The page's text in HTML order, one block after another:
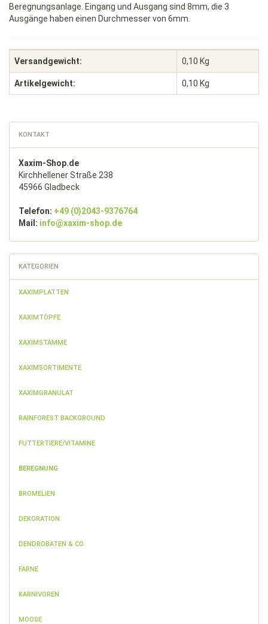
Beregnungsanlage. Eingang und Ausgang sind 8mm, die 3
Ausgänge haben einen Durchmesser von 6mm.
Versandgewicht: 0,10 Kg
Artikelgewicht: 0,10 Kg
KONTAKT
Xaxim-Shop.de
Kirchhellener Straße 238
45966 Gladbeck
Telefon: +49 (0)2043-9376764
Mail: info@xaxim-shop.de
KATEGORIEN
XAXIMPLATTEN
XAXIMTÖPFE
XAXIMSTÄMME
XAXIMSORTIMENTE
XAXIMGRANULAT
RAINFOREST BACKGROUND
FUTTERTIERE/VITAMINE
BEREGNUNG
BROMELIEN
DEKORATION
DENDROBATEN & CO
FARNE
KARNIVOREN
MOOSE